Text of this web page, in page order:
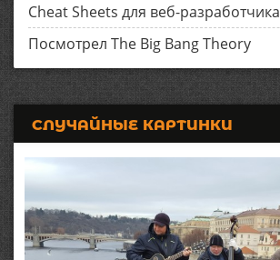
Cheat Sheets для веб-разработчика
Посмотрел The Big Bang Theory
СЛУЧАЙНЫЕ КАРТИНКИ